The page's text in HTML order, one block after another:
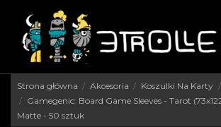
Strona główna Akcesoria Koszulki Na Karty
Gamegenic: Board Game Sleeves - Tarot
Matte - 50 sztuk